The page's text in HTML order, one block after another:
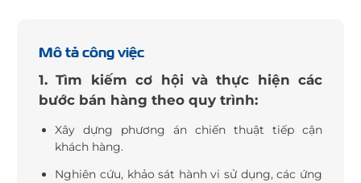
Mô tả công việc
1. Tìm kiếm cơ hội và thực hiện các
bước bán hàng theo quy trình:
Xây dựng phương án chiến thuật tiếp cận
khách hàng.
Nghiên cứu, khảo sát hành vi sử dụng, các ứng